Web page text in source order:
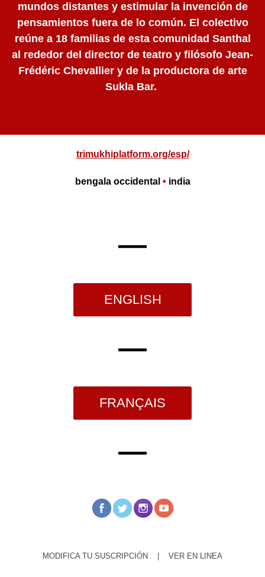
mundos distantes y estimular la invención de
pensamientos fuera de lo común. El colectivo
reúne a 18 familias de esta comunidad Santhal
al rededor del director de teatro y filósofo Jean-
Frédéric Chevallier y de la productora de arte
Sukla Bar.
trimukhiplatform.org/esp/
bengala occidental • india
—
ENGLISH
—
FRANÇAIS
—
MODIFICA TU SUSCRIPCIÓN VER EN LINEA